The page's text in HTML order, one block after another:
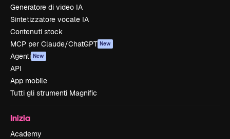
Generatore di video IA
Sintetizzatore vocale IA
Contenuti stock
MCP per Claude/ChatGPT New
Agenti New
API
App mobile
Tutti gli strumenti Magnific
Inizia
Academy